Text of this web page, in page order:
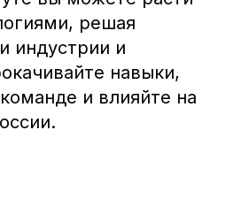
решая
индустрии и
навыки,
и влияйте на